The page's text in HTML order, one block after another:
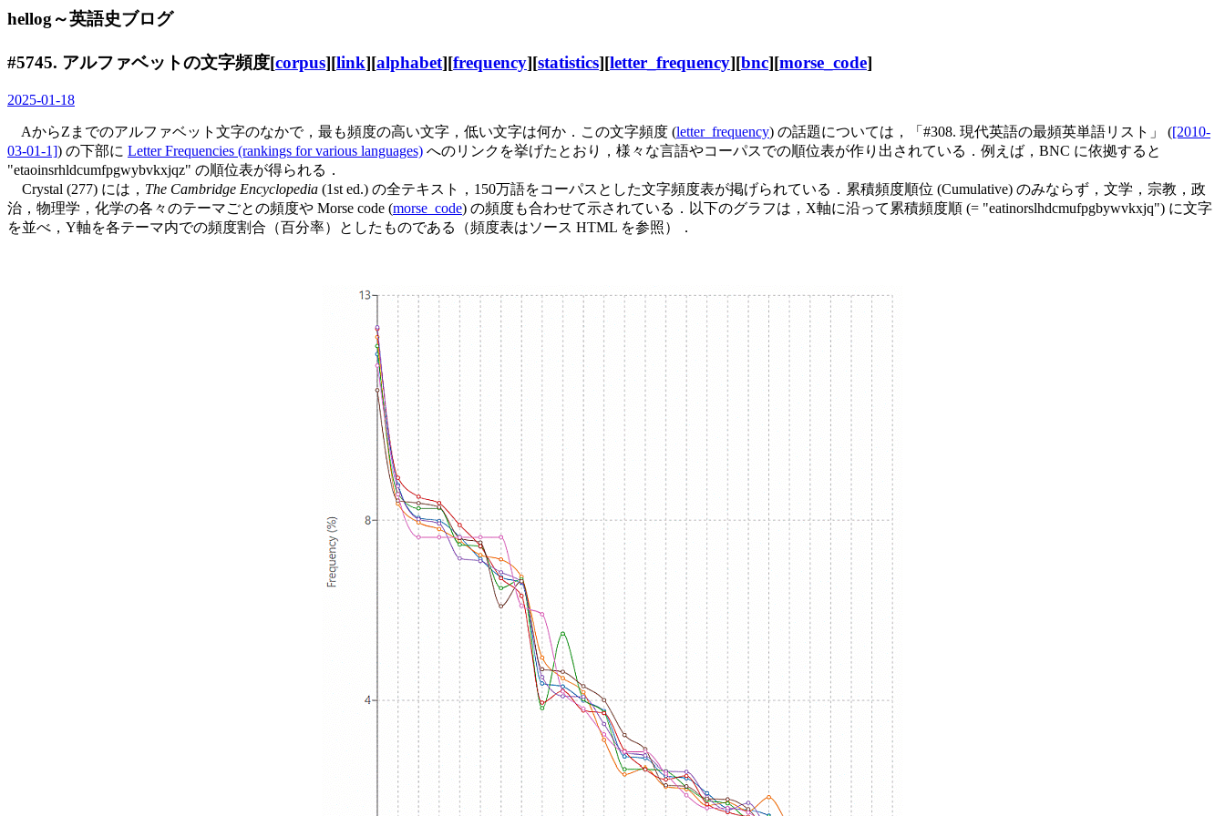
hellog～英語史ブログ
#5745. アルファベットの文字頻度[corpus][link][alphabet][frequency][statistics][letter_frequency][bnc][morse_code]
2025-01-18
AからZまでのアルファベット文字のなかで，最も頻度の高い文字，低い文字は何か．この文字頻度 (letter_frequency) の話題については，「#308. 現代英語の最頻英単語リスト」 ([2010-
03-01-1]) の下部に Letter Frequencies (rankings for various languages) へのリンクを挙げたとおり，様々な言語やコーパスでの順位表が作り出されている．例えば，BNC に依拠すると
"etaoinsrhldcumfpgwybvkxjqz" の順位表が得られる．
Crystal (277) には， The Cambridge Encyclopedia (1st ed.) の全テキスト，150万語をコーパスとした文字頻度表が掲げられている．累積頻度順位 (Cumulative) のみならず，文学，宗教，政
治，物理学，化学の各々のテーマごとの頻度や Morse code (morse_code) の頻度も合わせて示されている．以下のグラフは，X軸に沿って累積頻度順 (= "eatinorslhdcmufpgbywvkxjq") に文字
を並べ，Y軸を各テーマ内での頻度割合（百分率）としたものである（頻度表はソース HTML を参照）．